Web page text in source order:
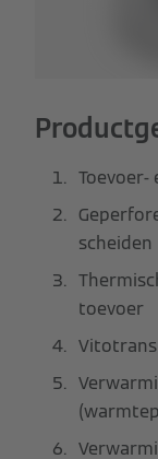
scheiden
toevoer